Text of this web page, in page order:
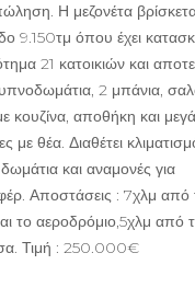
Η μεζονέτα
9.150τμ όπου έχει
21 κατοικιών και
2 μπάνια,
κουζίνα, αποθήκη και
με θέα. Διαθέτει
και αναμονές για
Αποστάσεις : 7χλμ από
το αεροδρόμιο,5χλμ από
Τιμή : 250.000€